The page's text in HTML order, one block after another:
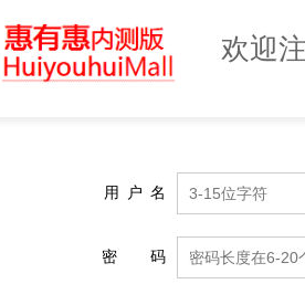
欢迎
用 户 名
密 码